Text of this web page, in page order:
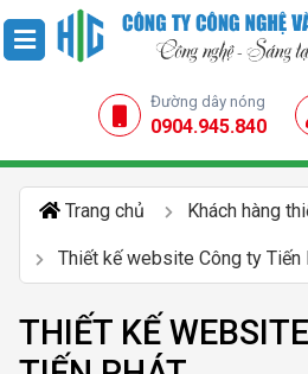
Đường dây nóng
0904.945.840
Trang chủ Khách hàng
Thiết kế website Công ty Tiến
THIẾT KẾ